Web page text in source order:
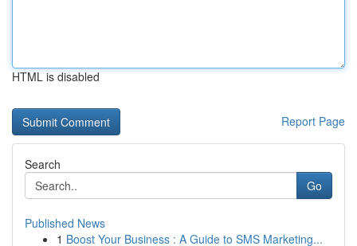
HTML is disabled
Report Page
Search
Go
Published News
1 Boost Your Business : A Guide to SMS Marketing...